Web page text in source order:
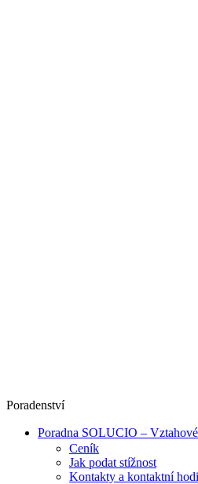
Poradenství
Poradna SOLUCIO –
Ceník
Jak podat stížnost
Kontakty a kontaktní